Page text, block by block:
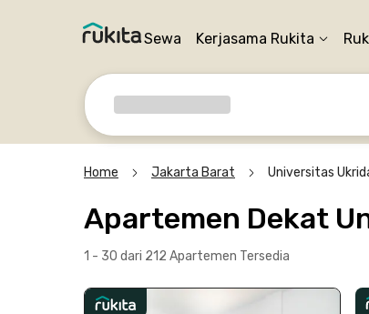
Sewa Kerjasama Rukita
Home Jakarta Barat Universitas
Apartemen Dekat
1 - 30 dari 212 Apartemen Tersedia